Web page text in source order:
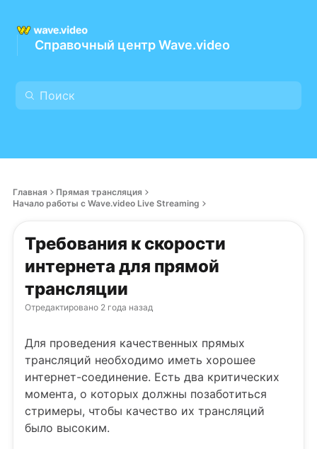
Справочный центр Wave.video
Главная
Прямая трансляция
Начало работы с Wave.video Live Streaming
Требования к скорости
интернета для прямой
трансляции
Отредактировано 2 года назад
Для проведения качественных прямых
трансляций необходимо иметь хорошее
интернет-соединение. Есть два критических
момента, о которых должны позаботиться
стримеры, чтобы качество их трансляций
было высоким.